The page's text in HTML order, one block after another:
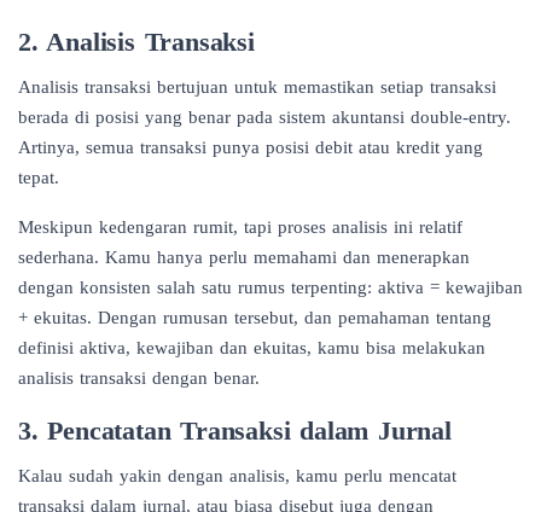
2. Analisis Transaksi
Analisis transaksi bertujuan untuk memastikan setiap transaksi
berada di posisi yang benar pada sistem akuntansi double-entry.
Artinya, semua transaksi punya posisi debit atau kredit yang
tepat.
Meskipun kedengaran rumit, tapi proses analisis ini relatif
sederhana. Kamu hanya perlu memahami dan menerapkan
dengan konsisten salah satu rumus terpenting: aktiva = kewajiban
+ ekuitas. Dengan rumusan tersebut, dan pemahaman tentang
definisi aktiva, kewajiban dan ekuitas, kamu bisa melakukan
analisis transaksi dengan benar.
3. Pencatatan Transaksi dalam Jurnal
Kalau sudah yakin dengan analisis, kamu perlu mencatat
transaksi dalam jurnal, atau biasa disebut juga dengan